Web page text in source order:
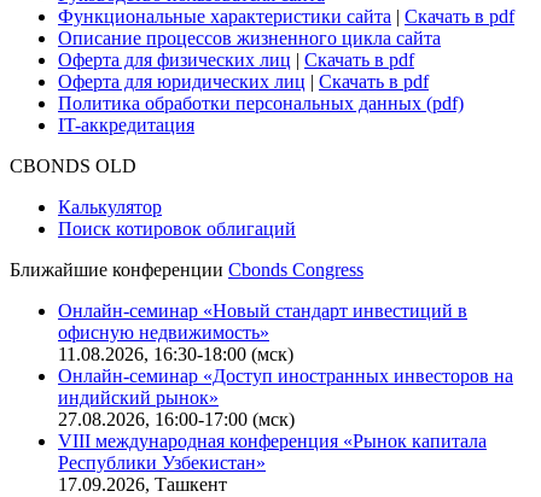
Функциональные характеристики сайта | Скачать в pdf
Описание процессов жизненного цикла сайта
Оферта для физических лиц | Скачать в pdf
Оферта для юридических лиц | Скачать в pdf
Политика обработки персональных данных (pdf)
IT-аккредитация
CBONDS OLD
Калькулятор
Поиск котировок облигаций
Ближайшие конференции Cbonds Congress
Онлайн-семинар «Новый стандарт инвестиций в
офисную недвижимость»
11.08.2026, 16:30-18:00 (мск)
Онлайн-семинар «Доступ иностранных инвесторов на
индийский рынок»
27.08.2026, 16:00-17:00 (мск)
VIII международная конференция «Рынок капитала
Республики Узбекистан»
17.09.2026, Ташкент